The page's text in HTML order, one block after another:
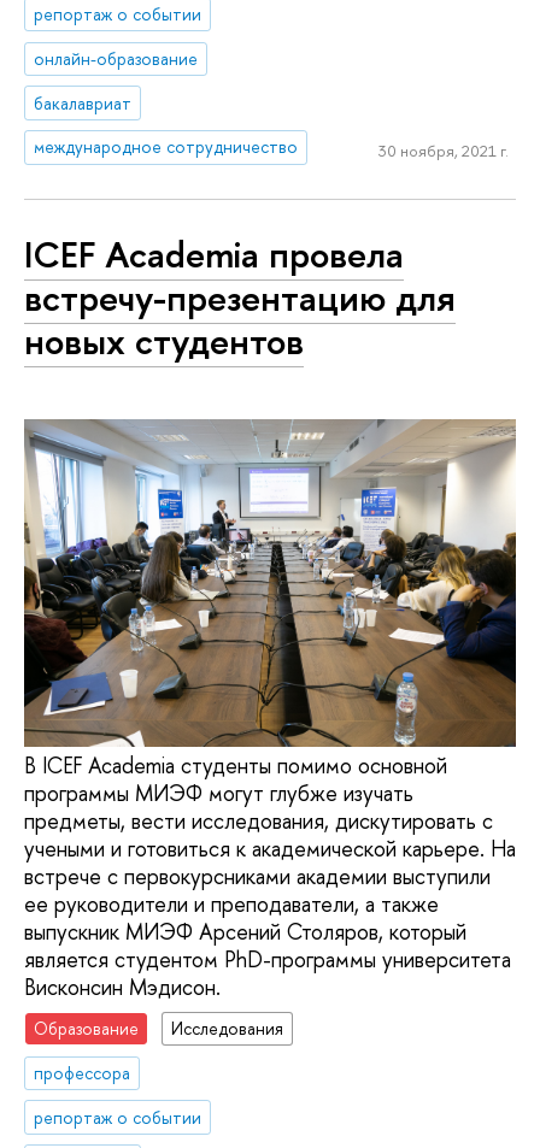
репортаж о событии
онлайн-образование
бакалавриат
международное сотрудничество
30 ноября, 2021 г.
ICEF Academia провела
встречу-презентацию для
новых студентов
В ICEF Academia студенты помимо основной
программы МИЭФ могут глубже изучать
предметы, вести исследования, дискутировать с
учеными и готовиться к академической карьере. На
встрече с первокурсниками академии выступили
ее руководители и преподаватели, а также
выпускник МИЭФ Арсений Столяров, который
является студентом PhD-программы университета
Висконсин Мэдисон.
Образование
Исследования
профессора
репортаж о событии